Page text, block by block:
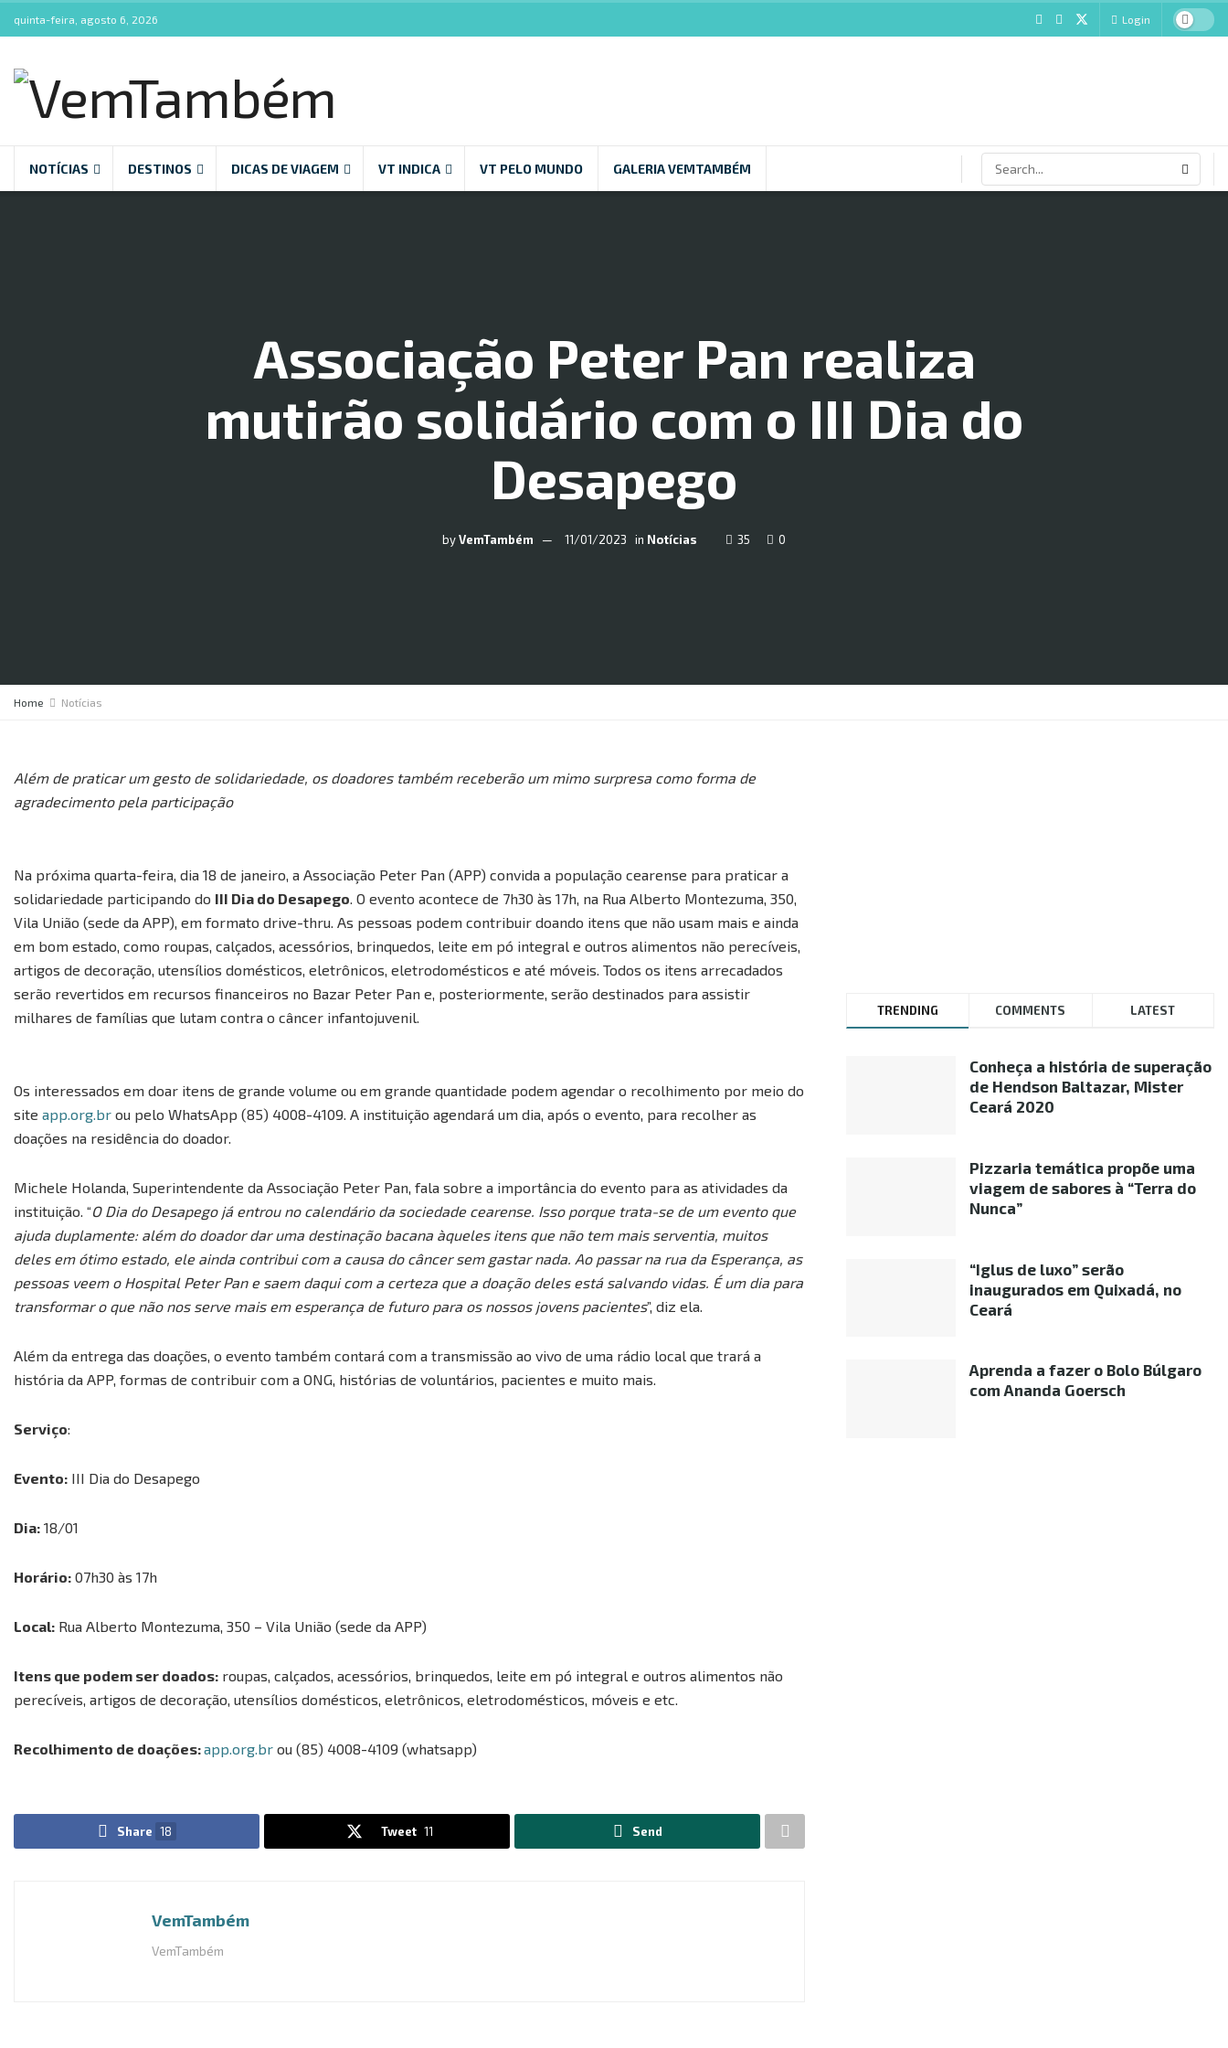
quinta-feira, agosto 6, 2026 Login
NOTÍCIAS DESTINOS DICAS DE VIAGEM VT INDICA VT PELO MUNDO GALERIA VEMTAMBÉM
Associação Peter Pan realiza
mutirão solidário com o III Dia do
Desapego
byVemTambém 11/01/2023 in Notícias 35 0
Home Notícias
Além de praticar um gesto de solidariedade, os doadores também receberão um mimo surpresa como forma de
agradecimento pela participação
Na próxima quarta-feira, dia 18 de janeiro, a Associação Peter Pan (APP) convida a população cearense para praticar a
solidariedade participando do III Dia do Desapego. O evento acontece de 7h30 às 17h, na Rua Alberto Montezuma, 350,
Vila União (sede da APP), em formato drive-thru. As pessoas podem contribuir doando itens que não usam mais e ainda
em bom estado, como roupas, calçados, acessórios, brinquedos, leite em pó integral e outros alimentos não perecíveis,
artigos de decoração, utensílios domésticos, eletrônicos, eletrodomésticos e até móveis. Todos os itens arrecadados
serão revertidos em recursos financeiros no Bazar Peter Pan e, posteriormente, serão destinados para assistir
milhares de famílias que lutam contra o câncer infantojuvenil.
Os interessados em doar itens de grande volume ou em grande quantidade podem agendar o recolhimento por meio do
site app.org.br ou pelo WhatsApp (85) 4008-4109. A instituição agendará um dia, após o evento, para recolher as
doações na residência do doador.
Michele Holanda, Superintendente da Associação Peter Pan, fala sobre a importância do evento para as atividades da
instituição. “O Dia do Desapego já entrou no calendário da sociedade cearense. Isso porque trata-se de um evento que
ajuda duplamente: além do doador dar uma destinação bacana àqueles itens que não tem mais serventia, muitos
deles em ótimo estado, ele ainda contribui com a causa do câncer sem gastar nada. Ao passar na rua da Esperança, as
pessoas veem o Hospital Peter Pan e saem daqui com a certeza que a doação deles está salvando vidas. É um dia para
transformar o que não nos serve mais em esperança de futuro para os nossos jovens pacientes”, diz ela.
Além da entrega das doações, o evento também contará com a transmissão ao vivo de uma rádio local que trará a
história da APP, formas de contribuir com a ONG, histórias de voluntários, pacientes e muito mais.
Serviço:
Evento: III Dia do Desapego
Dia: 18/01
Horário: 07h30 às 17h
Local: Rua Alberto Montezuma, 350 – Vila União (sede da APP)
Itens que podem ser doados: roupas, calçados, acessórios, brinquedos, leite em pó integral e outros alimentos não
perecíveis, artigos de decoração, utensílios domésticos, eletrônicos, eletrodomésticos, móveis e etc.
Recolhimento de doações:app.org.br ou (85) 4008-4109 (whatsapp)
Share 18 Tweet 11 Send
VemTambém
VemTambém
TRENDING COMMENTS LATEST
Conheça a história de superação
de Hendson Baltazar, Mister
Ceará 2020
Pizzaria temática propõe uma
viagem de sabores à “Terra do
Nunca”
“Iglus de luxo” serão
inaugurados em Quixadá, no
Ceará
Aprenda a fazer o Bolo Búlgaro
com Ananda Goersch